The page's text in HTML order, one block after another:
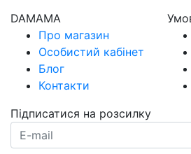
DAMAMA
Про магазин
Особистий кабінет
Блог
Контакти
Підписатися на розсилку